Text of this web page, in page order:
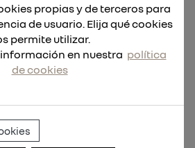
propias y de terceros para
de usuario. Elija qué cookies
permite utilizar.
en nuestra política
de cookies